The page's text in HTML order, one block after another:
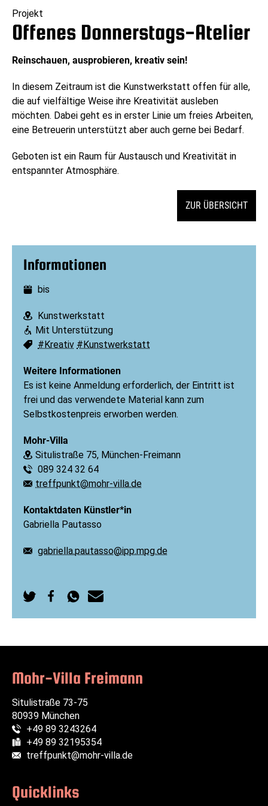
Projekt
Offenes Donnerstags-Atelier
Reinschauen, ausprobieren, kreativ sein!
In diesem Zeitraum ist die Kunstwerkstatt offen für alle,
die auf vielfältige Weise ihre Kreativität ausleben
möchten. Dabei geht es in erster Linie um freies Arbeiten,
eine Betreuerin unterstützt aber auch gerne bei Bedarf.
Geboten ist ein Raum für Austausch und Kreativität in
entspannter Atmosphäre.
ZUR ÜBERSICHT
Informationen
Datum:
bis
Ort:
Kunstwerkstatt
Barrierefreiheit:
Mit Unterstützung
Schlagworte:
#Kreativ #Kunstwerkstatt
Weitere Informationen
Es ist keine Anmeldung erforderlich, der Eintritt ist
frei und das verwendete Material kann zum
Selbstkostenpreis erworben werden.
Mohr-Villa
Ort:
Situlistraße 75, München-Freimann
Telefon:
089 324 32 64
E-Mail:
treffpunkt@mohr-villa.de
Kontaktdaten Künstler*in
Gabriella Pautasso
E-Mail:
gabriella.pautasso@ipp.mpg.de
Mohr-Villa Freimann
Situlistraße 73-75
80939 München
Telefon:
+49 89 3243264
Fax:
+49 89 32195354
E-Mail:
treffpunkt@mohr-villa.de
Quicklinks